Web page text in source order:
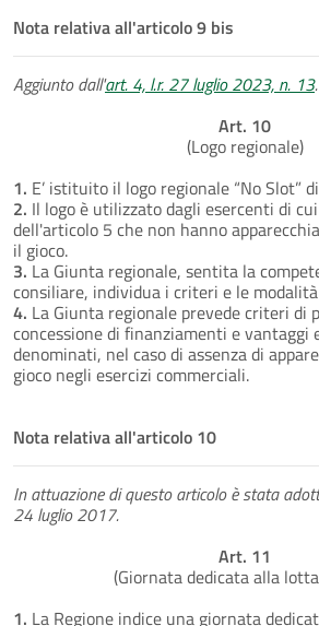
Nota relativa all'articolo 9 bis
Aggiunto dall'art. 4, l.r. 27 luglio 2023, n. 13.
Art. 10
(Logo regionale)
1. E’ istituito il logo regionale “No Slot”
2. Il logo è utilizzato dagli esercenti di
dell'articolo 5 che non hanno
il gioco.
3. La Giunta regionale, sentita la
consiliare, individua i criteri e le
4. La Giunta regionale prevede criteri di
concessione di finanziamenti e vantaggi
denominati, nel caso di assenza di
gioco negli esercizi commerciali.
Nota relativa all'articolo 10
In attuazione di questo articolo è stata
24 luglio 2017.
Art. 11
(Giornata dedicata alla
1. La Regione indice una giornata